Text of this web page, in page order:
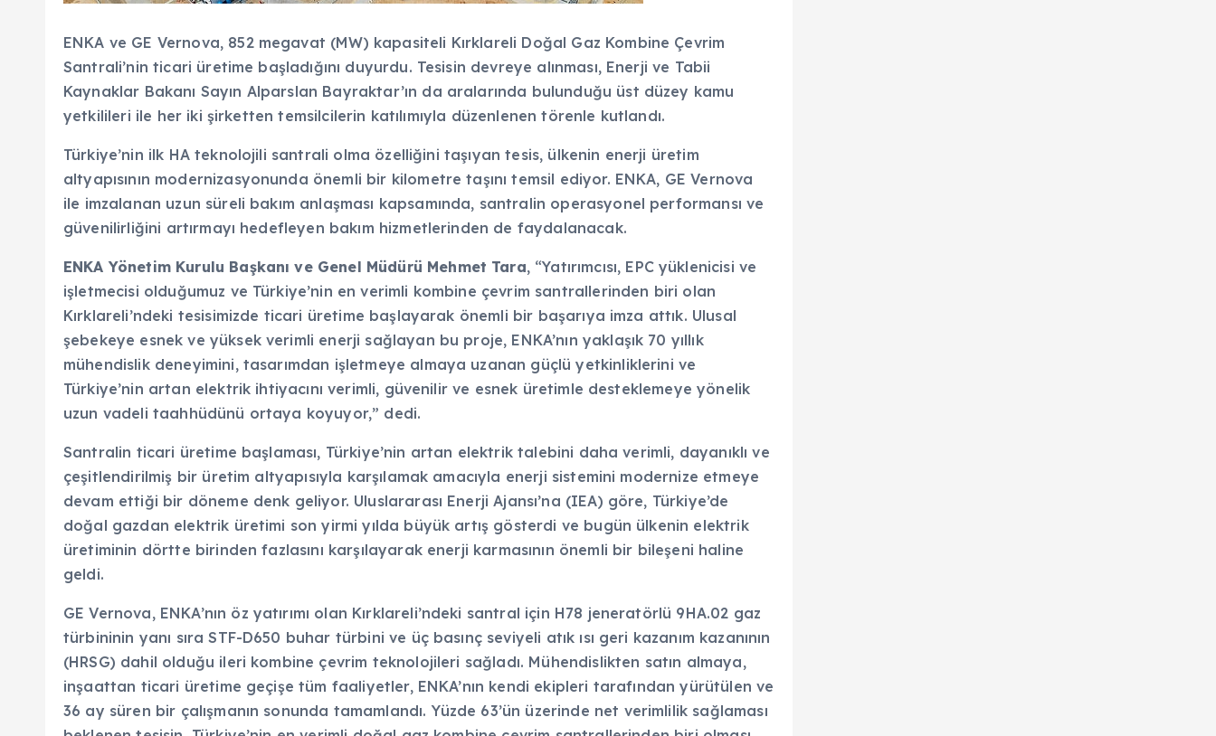
ENKA ve GE Vernova, 852 megavat (MW) kapasiteli Kırklareli Doğal Gaz Kombine Çevrim
Santrali’nin ticari üretime başladığını duyurdu. Tesisin devreye alınması, Enerji ve Tabii
Kaynaklar Bakanı Sayın Alparslan Bayraktar’ın da aralarında bulunduğu üst düzey kamu
yetkilileri ile her iki şirketten temsilcilerin katılımıyla düzenlenen törenle kutlandı.
Türkiye’nin ilk HA teknolojili santrali olma özelliğini taşıyan tesis, ülkenin enerji üretim
altyapısının modernizasyonunda önemli bir kilometre taşını temsil ediyor. ENKA, GE Vernova
ile imzalanan uzun süreli bakım anlaşması kapsamında, santralin operasyonel performansı ve
güvenilirliğini artırmayı hedefleyen bakım hizmetlerinden de faydalanacak.
ENKA Yönetim Kurulu Başkanı ve Genel Müdürü Mehmet Tara, “Yatırımcısı, EPC yüklenicisi ve
işletmecisi olduğumuz ve Türkiye’nin en verimli kombine çevrim santrallerinden biri olan
Kırklareli’ndeki tesisimizde ticari üretime başlayarak önemli bir başarıya imza attık. Ulusal
şebekeye esnek ve yüksek verimli enerji sağlayan bu proje, ENKA’nın yaklaşık 70 yıllık
mühendislik deneyimini, tasarımdan işletmeye almaya uzanan güçlü yetkinliklerini ve
Türkiye’nin artan elektrik ihtiyacını verimli, güvenilir ve esnek üretimle desteklemeye yönelik
uzun vadeli taahhüdünü ortaya koyuyor,” dedi.
Santralin ticari üretime başlaması, Türkiye’nin artan elektrik talebini daha verimli, dayanıklı ve
çeşitlendirilmiş bir üretim altyapısıyla karşılamak amacıyla enerji sistemini modernize etmeye
devam ettiği bir döneme denk geliyor. Uluslararası Enerji Ajansı’na (IEA) göre, Türkiye’de
doğal gazdan elektrik üretimi son yirmi yılda büyük artış gösterdi ve bugün ülkenin elektrik
üretiminin dörtte birinden fazlasını karşılayarak enerji karmasının önemli bir bileşeni haline
geldi.
GE Vernova, ENKA’nın öz yatırımı olan Kırklareli’ndeki santral için H78 jeneratörlü 9HA.02 gaz
türbininin yanı sıra STF-D650 buhar türbini ve üç basınç seviyeli atık ısı geri kazanım kazanının
(HRSG) dahil olduğu ileri kombine çevrim teknolojileri sağladı. Mühendislikten satın almaya,
inşaattan ticari üretime geçişe tüm faaliyetler, ENKA’nın kendi ekipleri tarafından yürütülen ve
36 ay süren bir çalışmanın sonunda tamamlandı. Yüzde 63’ün üzerinde net verimlilik sağlaması